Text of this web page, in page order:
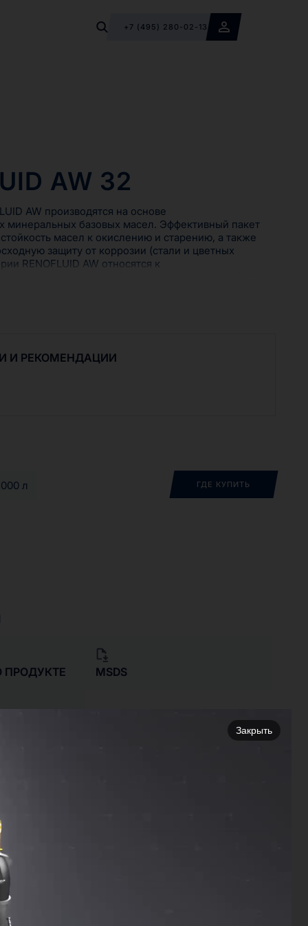
+7 (495) 280-02-13
AW 32
AW производятся на основе
минеральных базовых масел. Эффективный пакет
масел к окислению и старению, а также
защиту от коррозии (стали и цветных
RENOFLUID AW относятся к
масла с хорошим отделением воды и
И РЕКОМЕНДАЦИИ
л ГДЕ КУПИТЬ
MSDS
Закрыть